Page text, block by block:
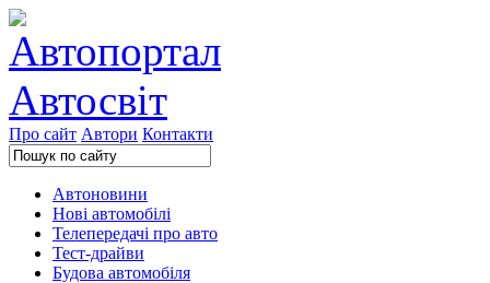
Про сайт Автори Контакти
Автоновини
Нові автомобілі
Телепередачі про авто
Тест-драйви
Будова автомобіля